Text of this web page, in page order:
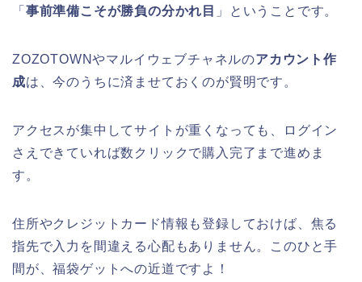
「 事前準備こそが勝負の分かれ目 」ということです。
ZOZOTOWNやマルイウェブチャネルのアカウント作
成は、今のうちに済ませておくのが賢明です。
アクセスが集中してサイトが重くなっても、ログイン
さえできていれば数クリックで購入完了まで進めま
す。
住所やクレジットカード情報も登録しておけば、焦る
指先で入力を間違える心配もありません。このひと手
間が、福袋ゲットへの近道ですよ！